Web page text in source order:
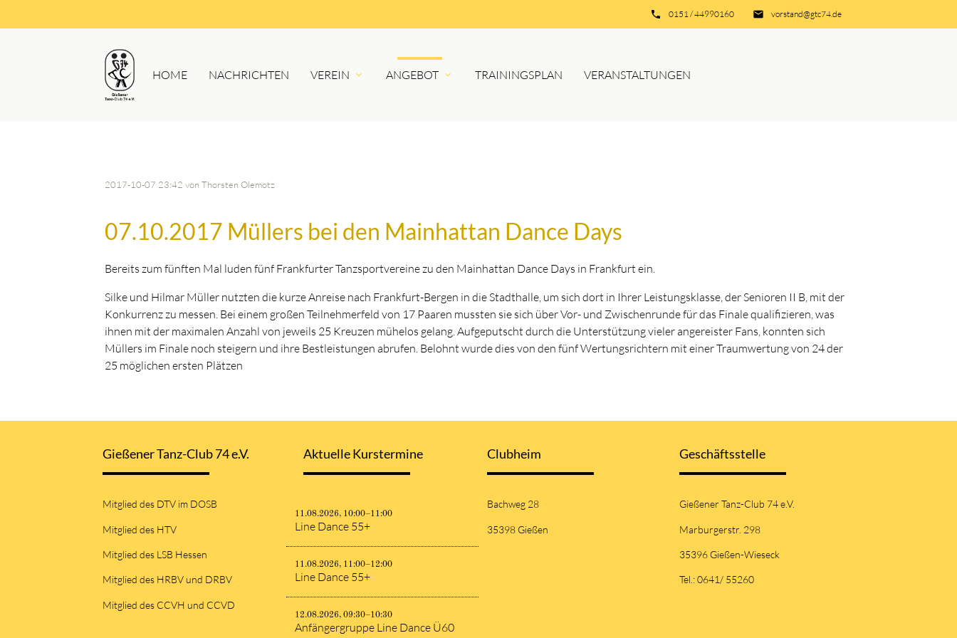
email vorstand@gtc74.de
phone 0151 / 44990160
HOME NACHRICHTEN VEREIN ANGEBOT TRAININGSPLAN VERANSTALTUNGEN
2017-10-07 23:42 von Thorsten Olemotz
07.10.2017 Müllers bei den Mainhattan Dance Days
Bereits zum fünften Mal luden fünf Frankfurter Tanzsportvereine zu den Mainhattan Dance Days in Frankfurt ein.
Silke und Hilmar Müller nutzten die kurze Anreise nach Frankfurt-Bergen in die Stadthalle, um sich dort in Ihrer Leistungsklasse, der Senioren II B, mit der
Konkurrenz zu messen. Bei einem großen Teilnehmerfeld von 17 Paaren mussten sie sich über Vor- und Zwischenrunde für das Finale qualifizieren, was
ihnen mit der maximalen Anzahl von jeweils 25 Kreuzen mühelos gelang. Aufgeputscht durch die Unterstützung vieler angereister Fans, konnten sich
Müllers im Finale noch steigern und ihre Bestleistungen abrufen. Belohnt wurde dies von den fünf Wertungsrichtern mit einer Traumwertung von 24 der
25 möglichen ersten Plätzen
Gießener Tanz-Club 74 e.V.
Mitglied des DTV im DOSB
Mitglied des HTV
Mitglied des LSB Hessen
Mitglied des HRBV und DRBV
Mitglied des CCVH und CCVD
Aktuelle Kurstermine
11.08.2026, 10:00–11:00
Line Dance 55+
11.08.2026, 11:00–12:00
Line Dance 55+
12.08.2026, 09:30–10:30
Anfängergruppe Line Dance Ü60
Clubheim
Bachweg 28
35398 Gießen
Geschäftsstelle
Gießener Tanz-Club 74 e.V.
Marburgerstr. 298
35396 Gießen-Wieseck
Tel.: 0641/ 55260